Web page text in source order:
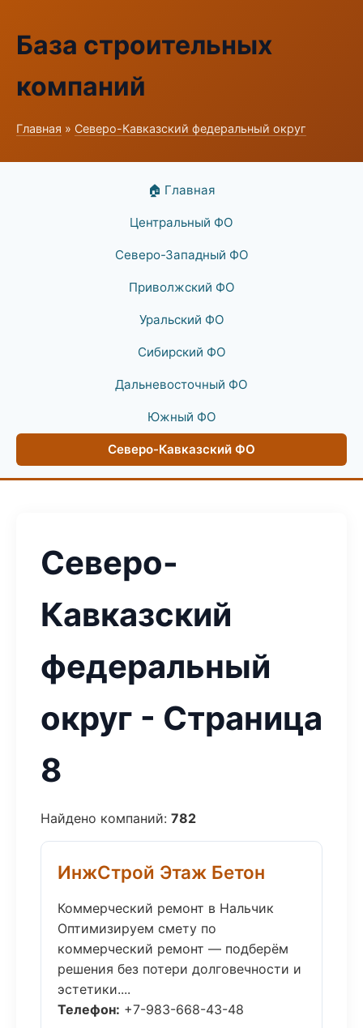
База строительных
компаний
Главная » Северо-Кавказский федеральный округ
🏠 Главная
Центральный ФО
Северо-Западный ФО
Приволжский ФО
Уральский ФО
Сибирский ФО
Дальневосточный ФО
Южный ФО
Северо-Кавказский ФО
Северо-
Кавказский
федеральный
округ - Страница
8
Найдено компаний: 782
ИнжСтрой Этаж Бетон
Коммерческий ремонт в Нальчик
Оптимизируем смету по
коммерческий ремонт — подберём
решения без потери долговечности и
эстетики....
Телефон: +7-983-668-43-48